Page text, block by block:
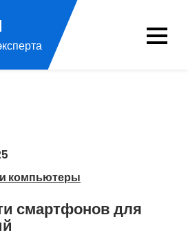
компьютеры
смартфонов для